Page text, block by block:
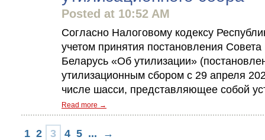
Posted at 10:52 AM
Согласно Налоговому кодексу
учетом принятия постановления
Беларусь «Об утилизации»
утилизационным сбором с 29 апреля
числе шасси, представляющее собой
Read more →
1 2 3 4 5 ... →